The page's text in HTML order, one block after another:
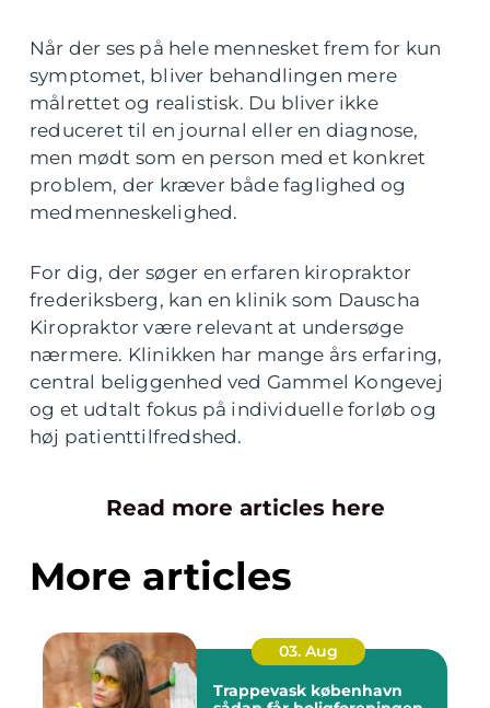
Når der ses på hele mennesket frem for kun
symptomet, bliver behandlingen mere
målrettet og realistisk. Du bliver ikke
reduceret til en journal eller en diagnose,
men mødt som en person med et konkret
problem, der kræver både faglighed og
medmenneskelighed.
For dig, der søger en erfaren kiropraktor
frederiksberg, kan en klinik som Dauscha
Kiropraktor være relevant at undersøge
nærmere. Klinikken har mange års erfaring,
central beliggenhed ved Gammel Kongevej
og et udtalt fokus på individuelle forløb og
høj patienttilfredshed.
Read more articles here
More articles
03. Aug
Trappevask københavn